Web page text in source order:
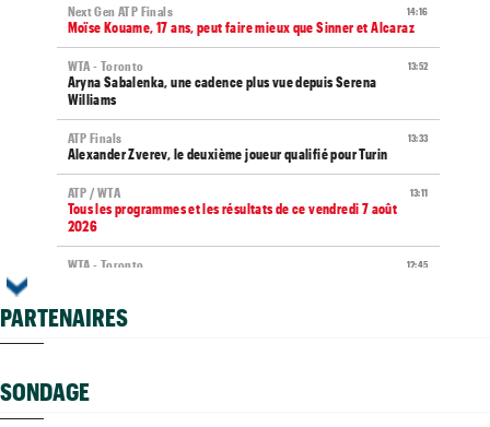
14:16
Next Gen ATP Finals
Moïse Kouame, 17 ans, peut faire mieux que Sinner et Alcaraz
13:52
WTA - Toronto
Aryna Sabalenka, une cadence plus vue depuis Serena
Williams
13:33
ATP Finals
Alexander Zverev, le deuxième joueur qualifié pour Turin
13:11
ATP / WTA
Tous les programmes et les résultats de ce vendredi 7 août
2026
12:45
WTA - Toronto
WTA - Toronto
Terence Atmane défie Mensik : à quelle heure et où voir le
PARTENAIRES
SONDAGE